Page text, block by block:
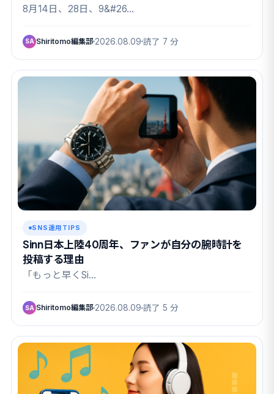
8月14日、28日、9&#26…
SA Shiritomo編集部 2026.08.09 読了 7 分
SNS運用TIPS
Sinn日本上陸40周年、ファンが自分の腕時計を
投稿する理由
「もっと早くSi…
SA Shiritomo編集部 2026.08.09 読了 5 分